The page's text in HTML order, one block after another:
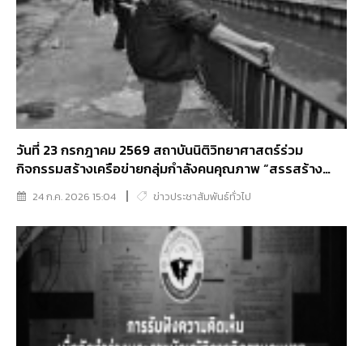
วันที่ 23 กรกฎาคม 2569 สถาบันนิติวิทยาศาสตร์ร่วม
กิจกรรมสร้างเครือข่ายกลุ่มกําลังคนคุณภาพ “สรรสร้าง
สีสันปลุกพลังจิตอาสา พัฒนาคลองเปรมประชากร”
24 ก.ค. 2026 15:04 ข่าวประชาสัมพันธ์ทั่วไป